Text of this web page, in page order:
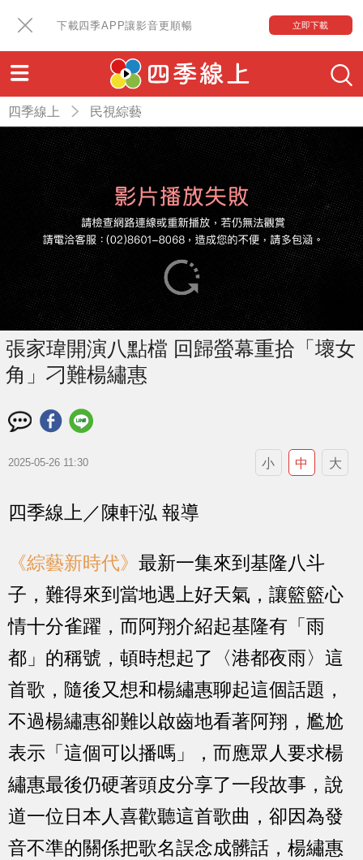
下載四季APP讓影音更順暢 立即下載
四季線上 民視綜藝
張家瑋開演八點檔 回歸螢幕重拾「壞女
角」刁難楊繡惠
2025-05-26 11:30 小 中 大
四季線上／陳軒泓 報導
《綜藝新時代》 最新一集來到基隆八斗
子，難得來到當地遇上好天氣，讓籃籃心
情十分雀躍，而阿翔介紹起基隆有「雨
都」的稱號，頓時想起了〈港都夜雨〉這
首歌，隨後又想和楊繡惠聊起這個話題，
不過楊繡惠卻難以啟齒地看著阿翔，尷尬
表示「這個可以播嗎」，而應眾人要求楊
繡惠最後仍硬著頭皮分享了一段故事，說
道一位日本人喜歡聽這首歌曲，卻因為發
音不準的關係把歌名誤念成髒話，楊繡惠